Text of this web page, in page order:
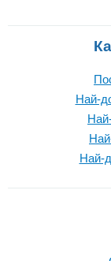
Най-
Най-